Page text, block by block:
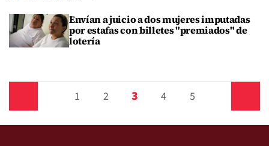
Envían a juicio a dos mujeres imputadas
por estafas con billetes "premiados" de
lotería
1 2 3 4 5